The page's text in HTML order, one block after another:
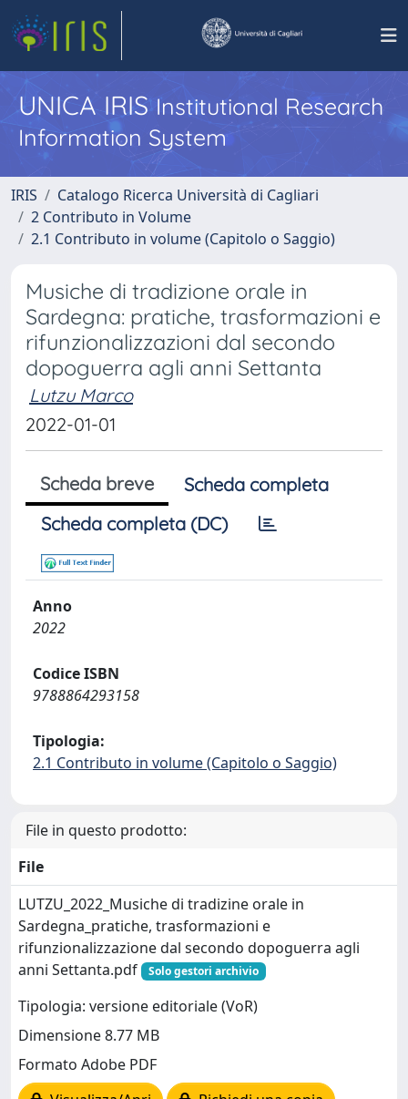
UNICA IRISInstitutional Research
Information System
IRIS
Catalogo Ricerca Università di Cagliari
2 Contributo in Volume
2.1 Contributo in volume (Capitolo o Saggio)
Musiche di tradizione orale in
Sardegna: pratiche, trasformazioni e
rifunzionalizzazioni dal secondo
dopoguerra agli anni Settanta
Lutzu Marco
2022-01-01
Scheda breve
Scheda completa
Scheda completa (DC)
Anno
2022
Codice ISBN
9788864293158
Tipologia:
2.1 Contributo in volume (Capitolo o Saggio)
File in questo prodotto:
File
LUTZU_2022_Musiche di tradizine orale in
Sardegna_pratiche, trasformazioni e
rifunzionalizzazione dal secondo dopoguerra agli
anni Settanta.pdf
Solo gestori archivio
Tipologia: versione editoriale (VoR)
Dimensione 8.77 MB
Formato Adobe PDF